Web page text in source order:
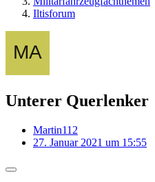
Iltisforum
Unterer Querlenker
Martin112
27. Januar 2021 um 15:55